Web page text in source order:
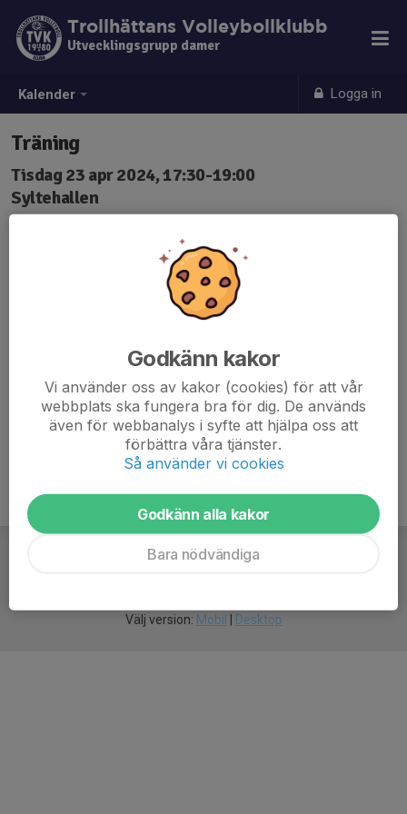
Kalender Logga in
Trollhättans Volleybollklubb
Utvecklingsgrupp damer
Träning
Tisdag 23 apr 2024, 17:30-19:00
Syltehallen
Välj version: Mobil Desktop
Godkänn kakor
Vi använder oss av kakor (cookies) för att vår
webbplats ska fungera bra för dig. De används
även för webbanalys i syfte att hjälpa oss att
förbättra våra tjänster.
Så använder vi cookies
Godkänn alla kakor
Bara nödvändiga